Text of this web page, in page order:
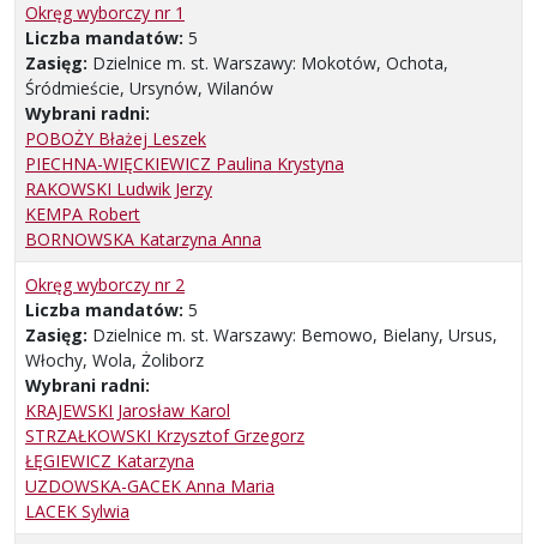
Okręg wyborczy nr 1
Liczba mandatów: 5
Zasięg: Dzielnice m. st. Warszawy: Mokotów, Ochota,
Śródmieście, Ursynów, Wilanów
Wybrani radni:
POBOŻY Błażej Leszek
PIECHNA-WIĘCKIEWICZ Paulina Krystyna
RAKOWSKI Ludwik Jerzy
KEMPA Robert
BORNOWSKA Katarzyna Anna
Okręg wyborczy nr 2
Liczba mandatów: 5
Zasięg: Dzielnice m. st. Warszawy: Bemowo, Bielany, Ursus,
Włochy, Wola, Żoliborz
Wybrani radni:
KRAJEWSKI Jarosław Karol
STRZAŁKOWSKI Krzysztof Grzegorz
ŁĘGIEWICZ Katarzyna
UZDOWSKA-GACEK Anna Maria
LACEK Sylwia